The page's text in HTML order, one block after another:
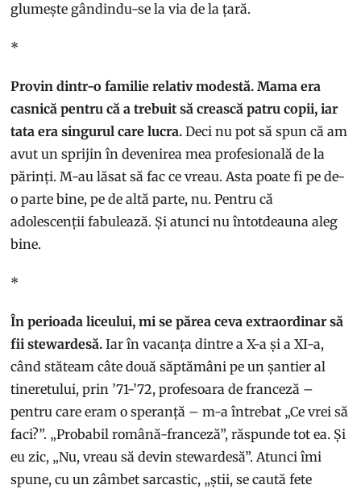
glumește gândindu-se la via de la țară.
*
Provin dintr-o familie relativ modestă. Mama era
casnică pentru că a trebuit să crească patru copii, iar
tata era singurul care lucra. Deci nu pot să spun că am
avut un sprijin în devenirea mea profesională de la
părinți. M-au lăsat să fac ce vreau. Asta poate fi pe de-
o parte bine, pe de altă parte, nu. Pentru că
adolescenții fabulează. Și atunci nu întotdeauna aleg
bine.
*
În perioada liceului, mi se părea ceva extraordinar să
fii stewardesă. Iar în vacanța dintre a X-a și a XI-a,
când stăteam câte două săptămâni pe un șantier al
tineretului, prin ’71-’72, profesoara de franceză –
pentru care eram o speranță – m-a întrebat „Ce vrei să
faci?”. „Probabil română-franceză”, răspunde tot ea. Și
eu zic, „Nu, vreau să devin stewardesă”. Atunci îmi
spune, cu un zâmbet sarcastic, „știi, se caută fete